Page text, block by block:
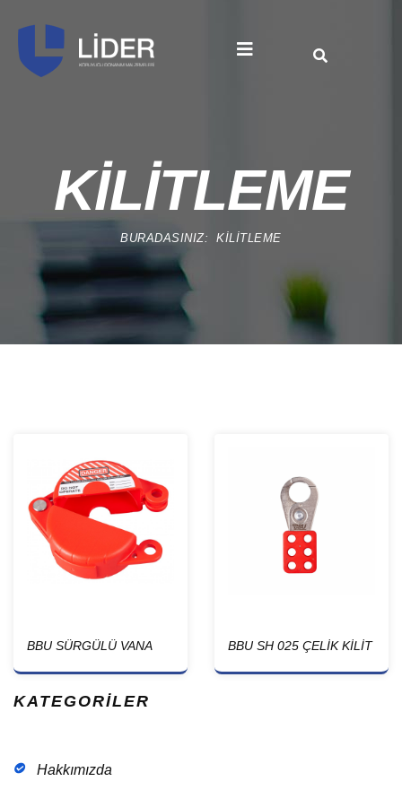
KİLİTLEME
BURADASINIZ:KİLİTLEME
KATEGORİLER
Hakkımızda
BBU SÜRGÜLÜ VANA
BBU SH 025 ÇELİK KİLİT